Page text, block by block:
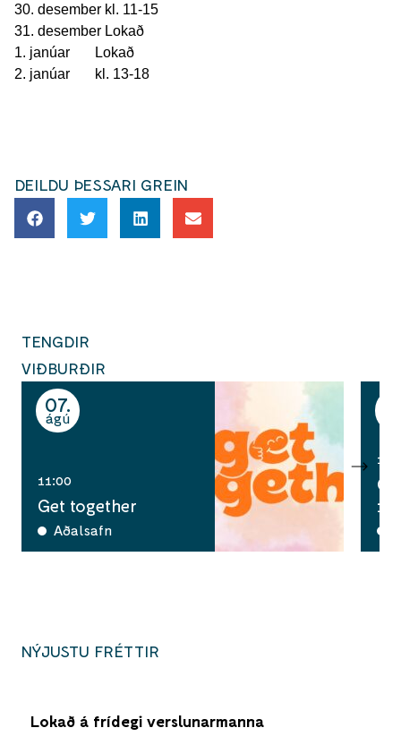
30. desember kl. 11-15
31. desember Lokað
1. janúar Lokað
2. janúar kl. 13-18
DEILDU ÞESSARI GREIN
TENGDIR
VIÐBURÐIR
07
ágú
11:00
Get together
Aðalsafn
NÝJUSTU FRÉTTIR
Lokað á frídegi verslunarmanna